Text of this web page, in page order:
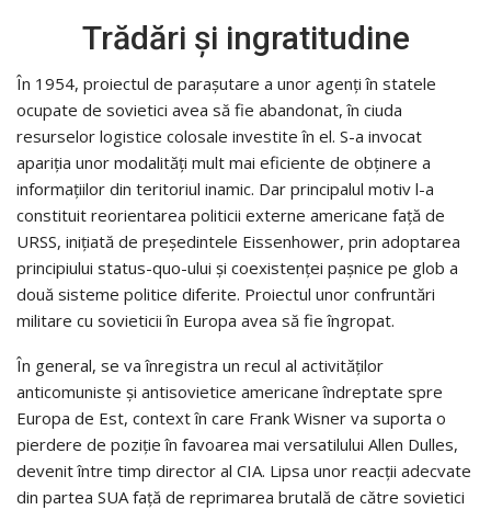
Trădări și ingratitudine
În 1954, proiectul de parașutare a unor agenți în statele
ocupate de sovietici avea să fie abandonat, în ciuda
resurselor logistice colosale investite în el. S-a invocat
apariția unor modalități mult mai eficiente de obținere a
informațiilor din teritoriul inamic. Dar principalul motiv l-a
constituit reorientarea politicii externe americane față de
URSS, inițiată de președintele Eissenhower, prin adoptarea
principiului status-quo-ului și coexistenței pașnice pe glob a
două sisteme politice diferite. Proiectul unor confruntări
militare cu sovieticii în Europa avea să fie îngropat.
În general, se va înregistra un recul al activităților
anticomuniste și antisovietice americane îndreptate spre
Europa de Est, context în care Frank Wisner va suporta o
pierdere de poziție în favoarea mai versatilului Allen Dulles,
devenit între timp director al CIA. Lipsa unor reacții adecvate
din partea SUA față de reprimarea brutală de către sovietici